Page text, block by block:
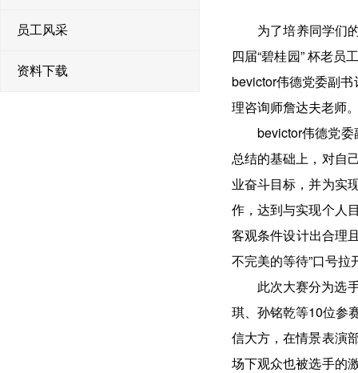
员工风采
资料下载
为了培养同学们
四届“碧桂园” 杯老
bevictor伟德党委副
理咨询师詹达夫老师
bevictor伟德党
总结的基础上，对自
业奋斗目标，并为实
作，达到与实现个人
客观条件设计出合理
不完美的等待”口号
此次大赛分为选
琪、孙铭乾等10位参
信大方，在情景表演
场下观众也被选手的